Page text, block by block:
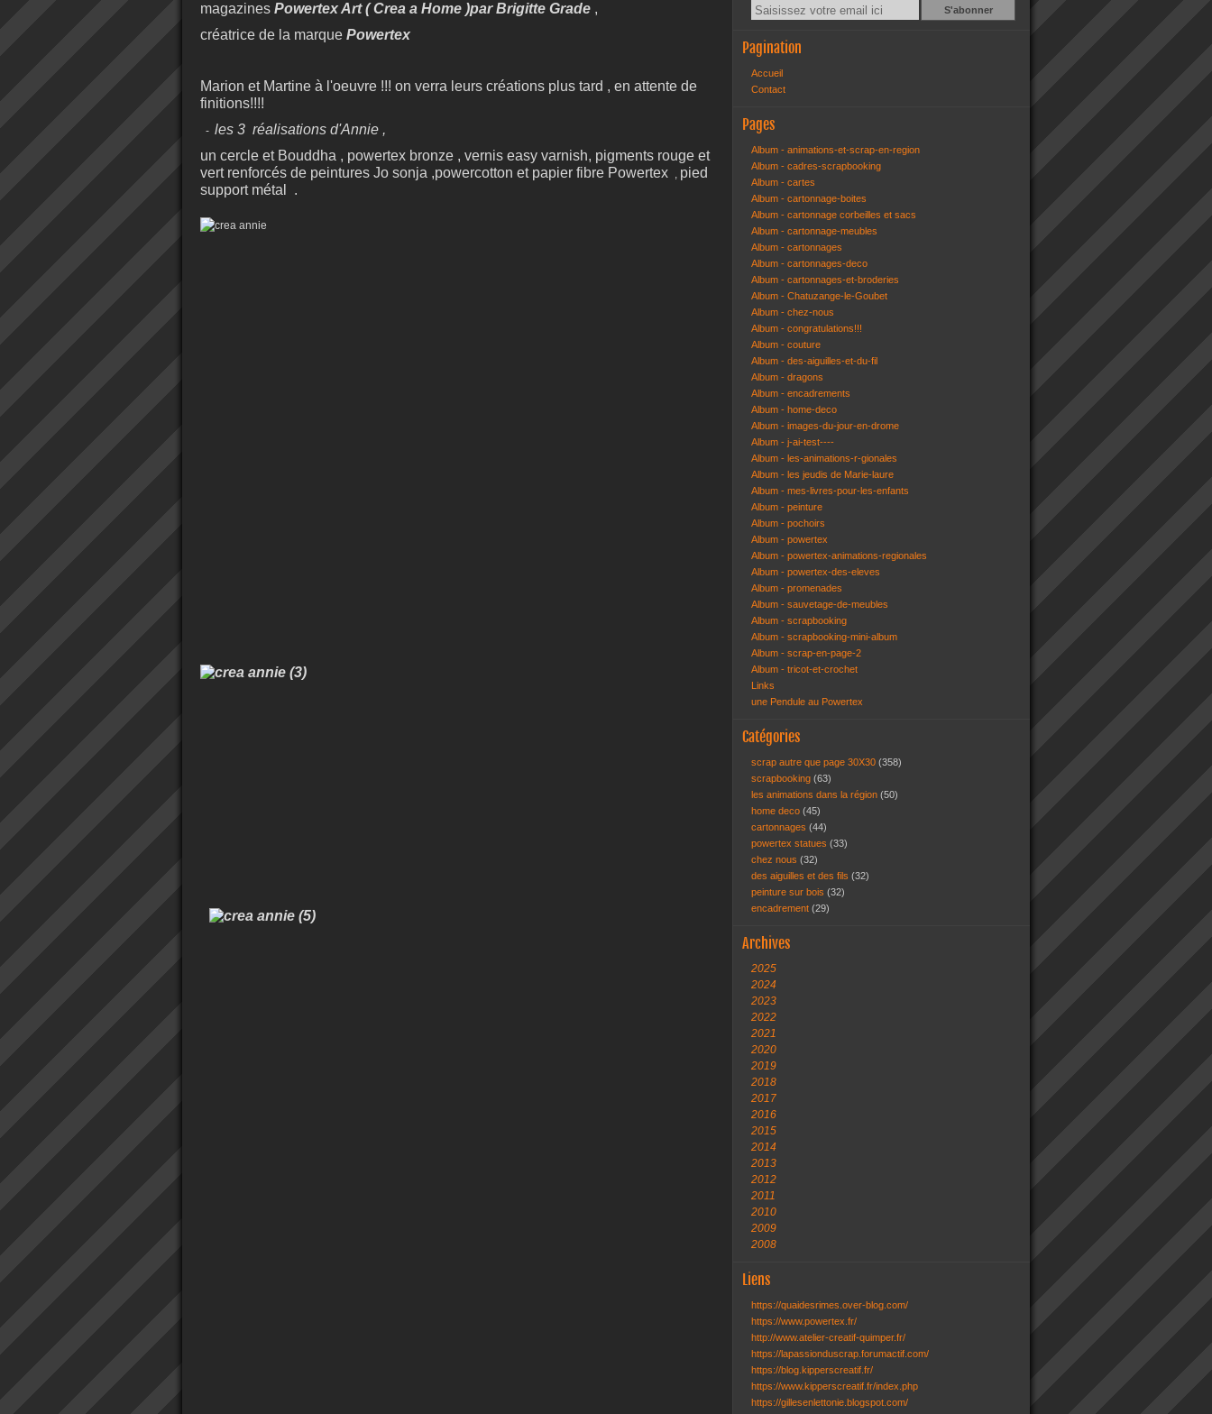
magazines Powertex Art ( Crea a Home )par Brigitte Grade ,
créatrice de la marque Powertex
Marion et Martine à l'oeuvre !!! on verra leurs créations plus tard , en attente de
finitions!!!!
- les 3 réalisations d'Annie ,
un cercle et Bouddha , powertex bronze , vernis easy varnish, pigments rouge et
vert renforcés de peintures Jo sonja ,powercotton et papier fibre Powertex , pied
support métal .
Email
Pagination
Accueil
Contact
Pages
Album - animations-et-scrap-en-region
Album - cadres-scrapbooking
Album - cartes
Album - cartonnage-boites
Album - cartonnage corbeilles et sacs
Album - cartonnage-meubles
Album - cartonnages
Album - cartonnages-deco
Album - cartonnages-et-broderies
Album - Chatuzange-le-Goubet
Album - chez-nous
Album - congratulations!!!
Album - couture
Album - des-aiguilles-et-du-fil
Album - dragons
Album - encadrements
Album - home-deco
Album - images-du-jour-en-drome
Album - j-ai-test----
Album - les-animations-r-gionales
Album - les jeudis de Marie-laure
Album - mes-livres-pour-les-enfants
Album - peinture
Album - pochoirs
Album - powertex
Album - powertex-animations-regionales
Album - powertex-des-eleves
Album - promenades
Album - sauvetage-de-meubles
Album - scrapbooking
Album - scrapbooking-mini-album
Album - scrap-en-page-2
Album - tricot-et-crochet
Links
une Pendule au Powertex
Catégories
scrap autre que page 30X30 (358)
scrapbooking (63)
les animations dans la région (50)
home deco (45)
cartonnages (44)
powertex statues (33)
chez nous (32)
des aiguilles et des fils (32)
peinture sur bois (32)
encadrement (29)
Archives
2025
2024
2023
2022
2021
2020
2019
2018
2017
2016
2015
2014
2013
2012
2011
2010
2009
2008
Liens
https://quaidesrimes.over-blog.com/
https://www.powertex.fr/
http://www.atelier-creatif-quimper.fr/
https://lapassionduscrap.forumactif.com/
https://blog.kipperscreatif.fr/
https://www.kipperscreatif.fr/index.php
https://gillesenlettonie.blogspot.com/